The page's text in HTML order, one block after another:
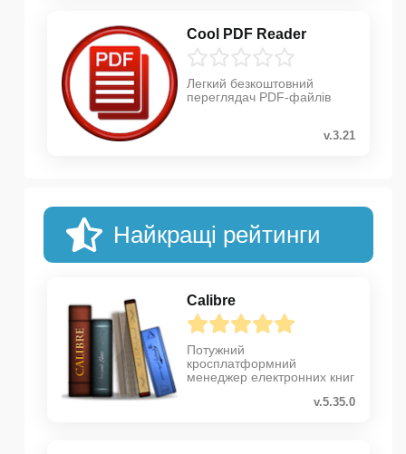
Cool PDF Reader
Легкий безкоштовний
переглядач PDF-файлів
v.3.21
Найкращі рейтинги
Calibre
Потужний
кросплатформний
менеджер електронних книг
v.5.35.0